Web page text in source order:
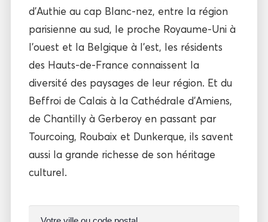
d’Authie au cap Blanc-nez, entre la région
parisienne au sud, le proche Royaume-Uni à
l’ouest et la Belgique à l’est, les résidents
des Hauts-de-France connaissent la
diversité des paysages de leur région. Et du
Beffroi de Calais à la Cathédrale d’Amiens,
de Chantilly à Gerberoy en passant par
Tourcoing, Roubaix et Dunkerque, ils savent
aussi la grande richesse de son héritage
culturel.